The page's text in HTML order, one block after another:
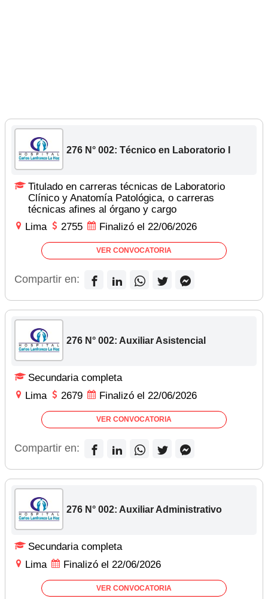
276 N° 002: Técnico en Laboratorio I
Titulado en carreras técnicas de Laboratorio
Clínico y Anatomía Patológica, o carreras
técnicas afines al órgano y cargo
Lima
2755 Finalizó el 22/06/2026
VER CONVOCATORIA
Compartir en:
276 N° 002: Auxiliar Asistencial
Secundaria completa
Lima
2679 Finalizó el 22/06/2026
VER CONVOCATORIA
Compartir en:
276 N° 002: Auxiliar Administrativo
Secundaria completa
Lima
Finalizó el 22/06/2026
VER CONVOCATORIA